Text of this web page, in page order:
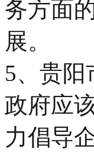
务方面
展。
5、贵阳
政府应
力倡导